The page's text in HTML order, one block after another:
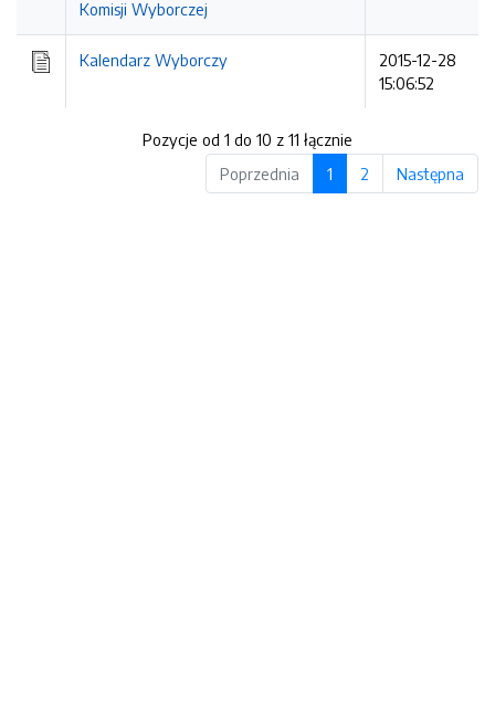
Komisji Wyborczej
Kalendarz Wyborczy
2015-12-28
15:06:52
Pozycje od 1 do 10 z 11 łącznie
Poprzednia
1 2 Następna